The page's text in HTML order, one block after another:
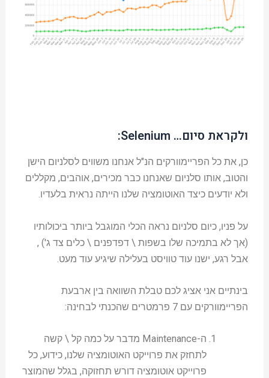
ולקראת סיום… Selenium:
כן, את כל הפריימוורקים הנ"ל אנחנו משווים לסלניום הישן
והטוב, אותו סלניום שאנחנו כבר מכירים, אוהבים, מקללים
ולא יודעים כיצד האוטומציה שלנו הייתה נראית בלעדיו.
על פניו, כיום סלניום נראה הכלי המוגבל ביותר ביכולותיו
(אך לא בתמיכה שלו בשפות \ דפדפנים \ כלים צד ג') ,
אבל רגע, ישנו עוד טוויסט בעלילה שיגיע עוד מעט.
בינתיים אני אציג לכם טבלת השוואה בין ארבעת
הפריימוורקים עם 7 פרמטרים שהכנתי לבחינה:
ה-Maintenance מדבר על כמה קל \ קשה
לתחזק את פרוייקט האוטומציה שלנו, כידוע, כל
פרוייקט אוטומציה דורש תחזוקה, בגלל שהמוצר